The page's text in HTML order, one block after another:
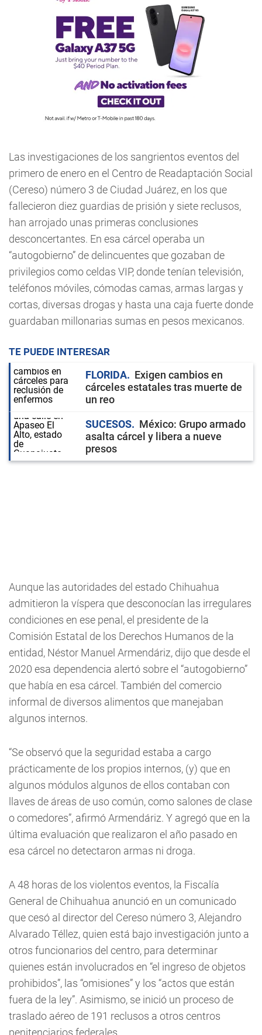
Las investigaciones de los sangrientos eventos del
primero de enero en el Centro de Readaptación Social
(Cereso) número 3 de Ciudad Juárez, en los que
fallecieron diez guardias de prisión y siete reclusos,
han arrojado unas primeras conclusiones
desconcertantes. En esa cárcel operaba un
“autogobierno” de delincuentes que gozaban de
privilegios como celdas VIP, donde tenían televisión,
teléfonos móviles, cómodas camas, armas largas y
cortas, diversas drogas y hasta una caja fuerte donde
guardaban millonarias sumas en pesos mexicanos.
TE PUEDE INTERESAR
FLORIDA
Exigen cambios en
cárceles estatales tras muerte de
un reo
SUCESOS
México: Grupo armado
asalta cárcel y libera a nueve
presos
Aunque las autoridades del estado Chihuahua
admitieron la víspera que desconocían las irregulares
condiciones en ese penal, el presidente de la
Comisión Estatal de los Derechos Humanos de la
entidad, Néstor Manuel Armendáriz, dijo que desde el
2020 esa dependencia alertó sobre el “autogobierno”
que había en esa cárcel. También del comercio
informal de diversos alimentos que manejaban
algunos internos.
“Se observó que la seguridad estaba a cargo
prácticamente de los propios internos, (y) que en
algunos módulos algunos de ellos contaban con
llaves de áreas de uso común, como salones de clase
o comedores”, afirmó Armendáriz. Y agregó que en la
última evaluación que realizaron el año pasado en
esa cárcel no detectaron armas ni droga.
A 48 horas de los violentos eventos, la Fiscalía
General de Chihuahua anunció en un comunicado
que cesó al director del Cereso número 3, Alejandro
Alvarado Téllez, quien está bajo investigación junto a
otros funcionarios del centro, para determinar
quienes están involucrados en “el ingreso de objetos
prohibidos”, las “omisiones” y los “actos que están
fuera de la ley”. Asimismo, se inició un proceso de
traslado aéreo de 191 reclusos a otros centros
penitenciarios federales.